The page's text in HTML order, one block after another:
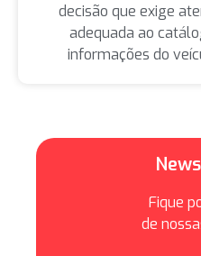
decisão que exige
adequada ao
informações do
Fique
de